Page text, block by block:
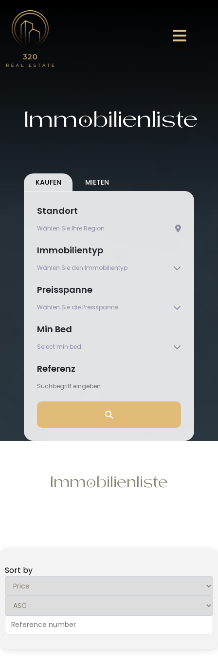
Immobilienliste
KAUFEN MIETEN
Standort
Immobilientyp
Preisspanne
Min Bed
Referenz
Immobilienliste
Sort by